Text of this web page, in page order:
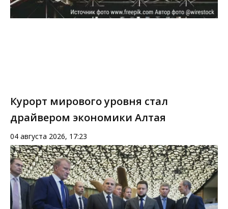
Курорт мирового уровня стал
драйвером экономики Алтая
04 августа 2026, 17:23